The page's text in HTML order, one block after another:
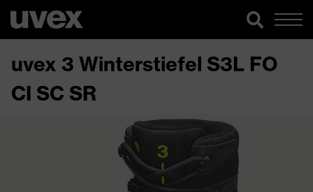
uvex 3 Winterstiefel S3L FO
CI SC SR